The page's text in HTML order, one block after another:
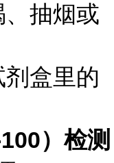
抽烟或
盒里的
）检测